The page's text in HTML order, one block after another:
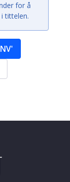
for å
tittelen.